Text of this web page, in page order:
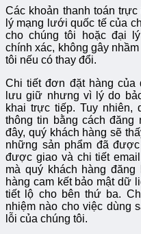
Các khoản thanh toán
lý mạng lưới quốc tế của
cho chúng tôi hoặc đại
chính xác, không gây
tôi nếu có thay đổi.
Chi tiết đơn đặt hàng của
lưu giữ nhưng vì lý do
khai trực tiếp. Tuy nhiên,
thông tin bằng cách đăng
đây, quý khách hàng sẽ
những sản phẩm đã
được giao và chi tiết
mà quý khách hàng
hàng cam kết bảo mật dữ
tiết lộ cho bên thứ ba.
nhiệm nào cho việc dùng
lỗi của chúng tôi.